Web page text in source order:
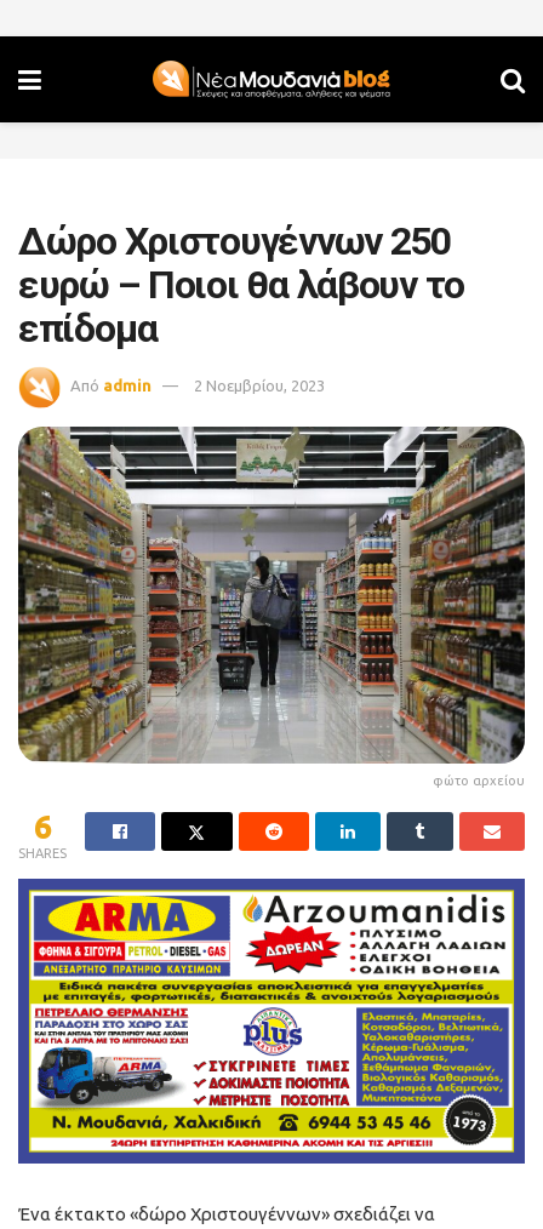
Δώρο Χριστουγέννων 250
ευρώ – Ποιοι θα λάβουν το
επίδομα
Από admin 2 Νοεμβρίου, 2023
φώτο αρχείου
6
SHARES
Ένα έκτακτο «δώρο Χριστουγέννων» σχεδιάζει να